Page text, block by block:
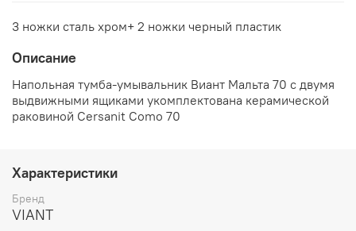
3 ножки сталь хром+ 2 ножки черный пластик
Описание
Напольная тумба-умывальник Виант Мальта 70 с двумя
выдвижными ящиками укомплектована керамической
раковиной Cersanit Como 70
Характеристики
Бренд
VIANT